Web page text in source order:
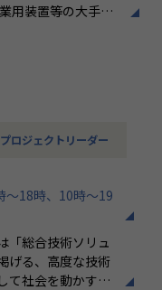
用装置等の大手メ
及び解析業務など
業務
と技術コンサルテ
でを一貫して支援
す。
プロジェクトリーダー
～18時、10時～19
平均20時間）
「総合技術ソリュ
げる、高度な技術
て社会を動かすこ